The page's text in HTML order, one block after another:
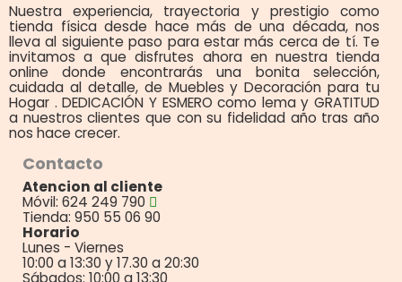
Nuestra experiencia, trayectoria y prestigio como
tienda física desde hace más de una década, nos
lleva al siguiente paso para estar más cerca de tí. Te
invitamos a que disfrutes ahora en nuestra tienda
online donde encontrarás una bonita selección,
cuidada al detalle, de Muebles y Decoración para tu
Hogar . DEDICACIÓN Y ESMERO como lema y GRATITUD
a nuestros clientes que con su fidelidad año tras año
nos hace crecer.
Contacto
Atencion al cliente
Móvil: 624 249 790
Tienda: 950 55 06 90
Horario
Lunes - Viernes
10:00 a 13:30 y 17.30 a 20:30
Sábados: 10:00 a 13:30